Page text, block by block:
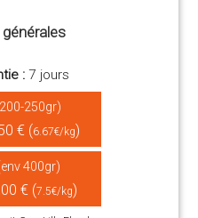
:7 jours
250gr)
€ (6.67€/kg)
400gr)
€ (7.5€/kg)